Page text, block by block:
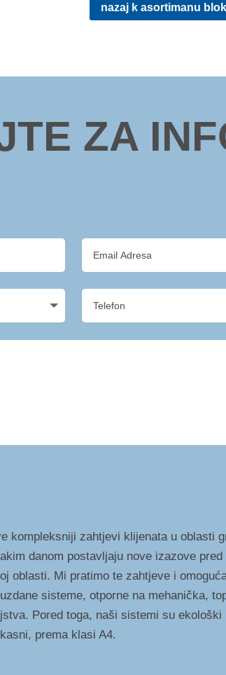
nazaj k asortimanu
ZA
kompleksniji zahtjevi klijenata u oblasti
danom postavljaju nove izazove
oblasti. Mi pratimo te zahtjeve i
sisteme, otporne na mehanička,
Pored toga, naši sistemi su
prema klasi A4.